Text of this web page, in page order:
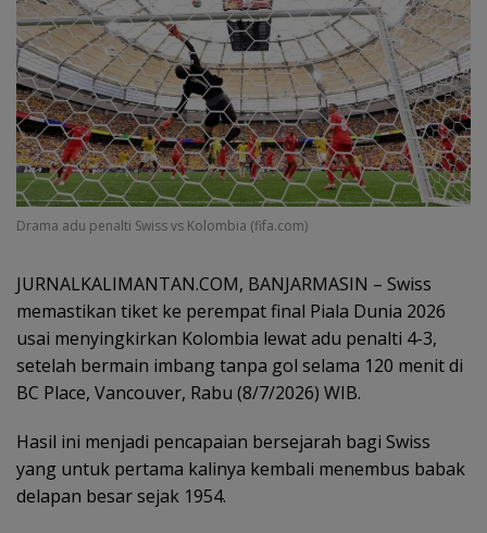
Drama adu penalti Swiss vs Kolombia (fifa.com)
JURNALKALIMANTAN.COM, BANJARMASIN – Swiss
memastikan tiket ke perempat final Piala Dunia 2026
usai menyingkirkan Kolombia lewat adu penalti 4-3,
setelah bermain imbang tanpa gol selama 120 menit di
BC Place, Vancouver, Rabu (8/7/2026) WIB.
Hasil ini menjadi pencapaian bersejarah bagi Swiss
yang untuk pertama kalinya kembali menembus babak
delapan besar sejak 1954.